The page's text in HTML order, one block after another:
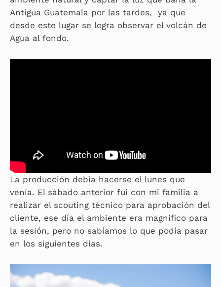
Antigua Guatemala por las tardes, ya que
desde este lugar se logra observar el volcán de
Agua al fondo.
La producción debía hacerse el lunes que
venía. El sábado anterior fui con mi familia a
realizar el scouting técnico para aprobación del
cliente, ese día el ambiente era magnífico para
la sesión, pero no sabíamos lo que podía pasar
en los siguientes días.